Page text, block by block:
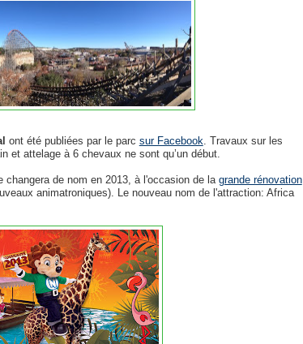
ont été publiées par le parc sur Facebook . Travaux sur les
et attelage à 6 chevaux ne sont qu’un début.
de nom en 2013, à l'occasion de la grande rénovation
animatroniques). Le nouveau nom de l'attraction: Africa